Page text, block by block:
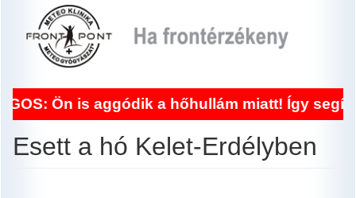
Ön is aggódik a hőhullám miatt! Így segít a
Esett a hó Kelet-Erdélyben